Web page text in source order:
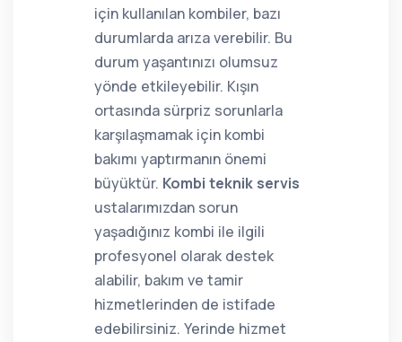
için kullanılan kombiler, bazı
durumlarda arıza verebilir. Bu
durum yaşantınızı olumsuz
yönde etkileyebilir. Kışın
ortasında sürpriz sorunlarla
karşılaşmamak için kombi
bakımı yaptırmanın önemi
büyüktür. Kombi teknik servis
ustalarımızdan sorun
yaşadığınız kombi ile ilgili
profesyonel olarak destek
alabilir, bakım ve tamir
hizmetlerinden de istifade
edebilirsiniz. Yerinde hizmet